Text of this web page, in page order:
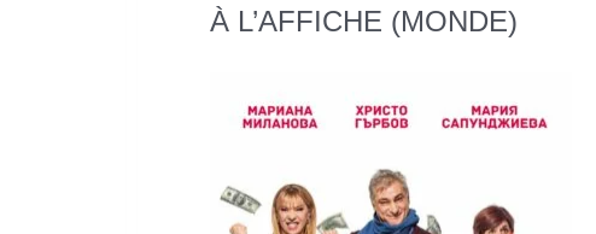
À L’AFFICHE (MONDE)